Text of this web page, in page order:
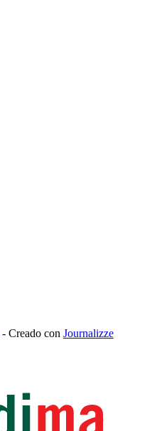
- Creado con Journalizze